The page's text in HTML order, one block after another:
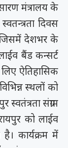
मंत्रालय के
दिवस
जिसमें देशभर के
बैंड कन्सर्ट
लिए ऐतिहासिक
स्थलों को
संग्राम
को लाईव
कार्यक्रम में